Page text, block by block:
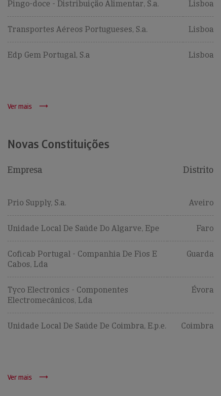
Pingo-doce - Distribuição Alimentar, S.a. Lisboa
Transportes Aéreos Portugueses, S.a. Lisboa
Edp Gem Portugal, S.a Lisboa
Ver mais
Novas Constituições
Empresa Distrito
Prio Supply, S.a. Aveiro
Unidade Local De Saúde Do Algarve, Epe Faro
Coficab Portugal - Companhia De Fios E
Cabos, Lda
Guarda
Tyco Electronics - Componentes
Electromecânicos, Lda
Évora
Unidade Local De Saúde De Coimbra, E.p.e. Coimbra
Ver mais